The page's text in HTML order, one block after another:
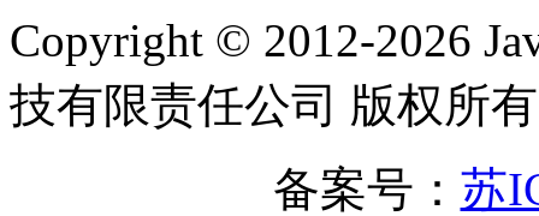
Copyright © 2012-2026
技有限责任公司 版权所有
备案号： 苏